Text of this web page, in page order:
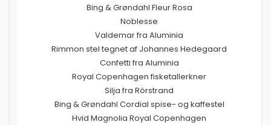
Bing & Grøndahl Fleur Rosa
Noblesse
Valdemar fra Aluminia
Rimmon stel tegnet af Johannes Hedegaard
Confetti fra Aluminia
Royal Copenhagen fisketallerkner
Silja fra Rörstrand
Bing & Grøndahl Cordial spise- og kaffestel
Hvid Magnolia Royal Copenhagen